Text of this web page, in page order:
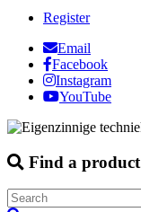
Register
Email
Facebook
Instagram
YouTube
Find a product